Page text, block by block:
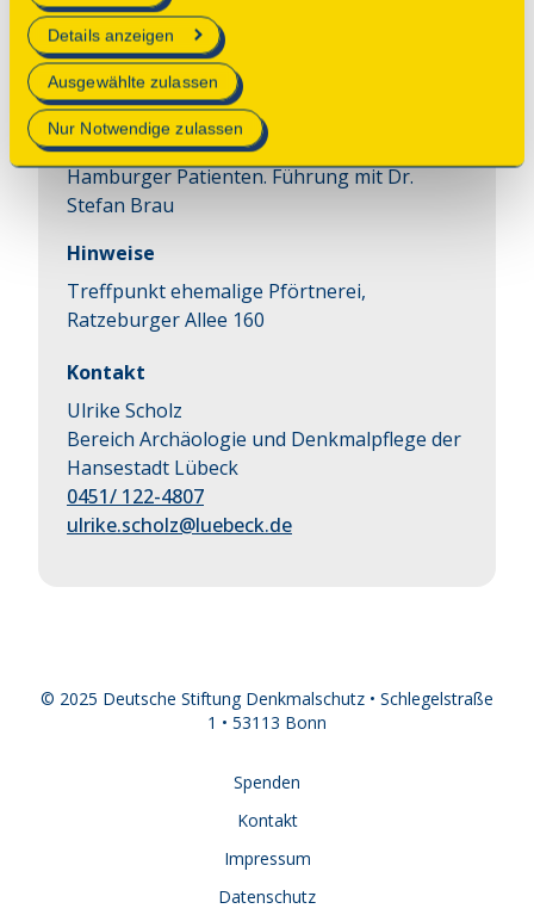
erforderlich sind.
Mehr Informationen finden Sie in unserer
Datenschutzerklärung.
Details anzeigen
Ausgewählte zulassen
Nur Notwendige zulassen
in symmetrischer Anlage. Es handelt sich um
gemeinsam mit der Hansestadt Hamburg
umgesetzte Erweiterungsbauten der
Heilanstalt Strecknitz. Sie dienten zur
Aufnahme von 400 psychiatrisch erkrankten
Hamburger Patienten. Führung mit Dr.
Stefan Brau
Hinweise
Treffpunkt ehemalige Pförtnerei,
Ratzeburger Allee 160
Kontakt
Ulrike Scholz
Bereich Archäologie und Denkmalpflege der
Hansestadt Lübeck
0451/ 122-4807
ulrike.scholz@luebeck.de
© 2025 Deutsche Stiftung Denkmalschutz • Schlegelstraße
1 • 53113 Bonn
Spenden
Kontakt
Impressum
Datenschutz